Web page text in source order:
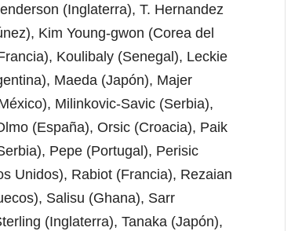
(Inglaterra), T. Hernandez
Kim Young-gwon (Corea del
Koulibaly (Senegal), Leckie
Maeda (Japón), Majer
Milinkovic-Savic (Serbia),
(España), Orsic (Croacia), Paik
Pepe (Portugal), Perisic
Unidos), Rabiot (Francia), Rezaian
Salisu (Ghana), Sarr
(Inglaterra), Tanaka (Japón),